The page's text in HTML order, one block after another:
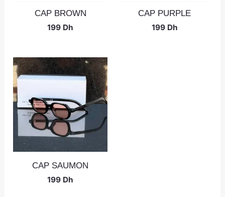
CAP BROWN
199 Dh
CAP PURPLE
199 Dh
CAP SAUMON
199 Dh